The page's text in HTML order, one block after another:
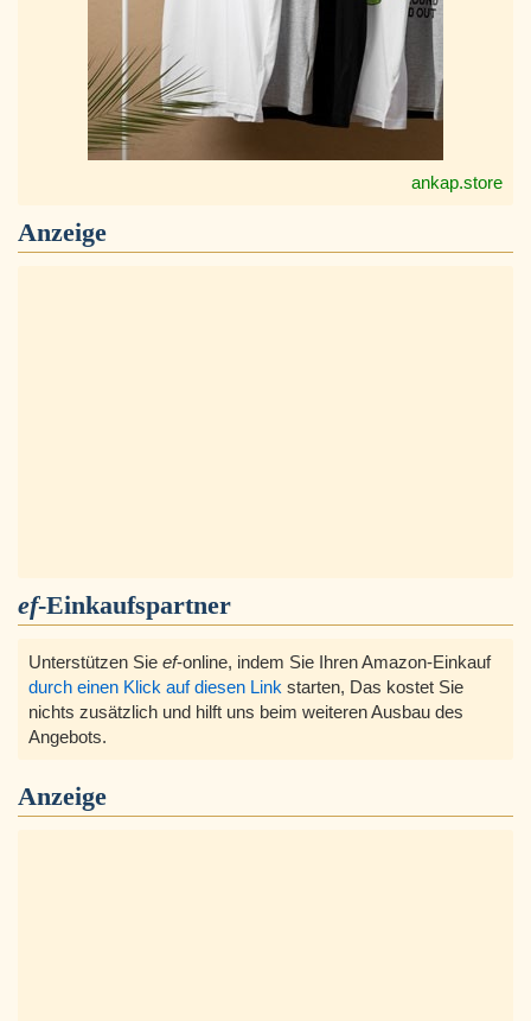
ankap.store
Anzeige
ef-Einkaufspartner
Unterstützen Sie ef-online, indem Sie Ihren Amazon-Einkauf
durch einen Klick auf diesen Link starten, Das kostet Sie
nichts zusätzlich und hilft uns beim weiteren Ausbau des
Angebots.
Anzeige